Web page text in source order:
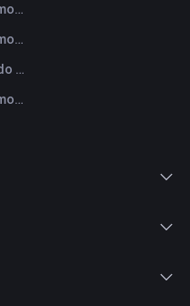
Resumo das notícias de criptomoedas da FameEX hoje | 30 de julho de 2026
Resumo das notícias de criptomoedas da FameEX hoje | 29 de julho de 2026
FameEX fortalece a confiança do usuário por meio de oito anos de operações estáveis ​​e crescimento global
Resumo das notícias de criptomoedas da FameEX hoje | 28 de julho de 2026